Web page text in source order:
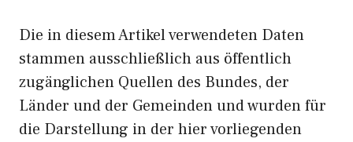
Die in diesem Artikel verwendeten Daten
stammen ausschließlich aus öffentlich
zugänglichen Quellen des Bundes, der
Länder und der Gemeinden und wurden für
die Darstellung in der hier vorliegenden